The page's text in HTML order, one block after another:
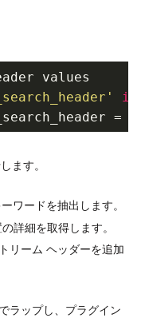
values
in
=
ます。
ワードを抽出します。
詳細を取得します。
リーム ヘッダーを追加
ラップし、プラグイン